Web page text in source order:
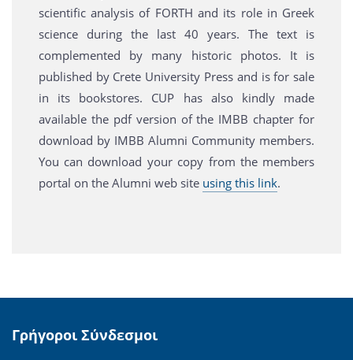
scientific analysis of FORTH and its role in Greek
science during the last 40 years. The text is
complemented by many historic photos. It is
published by Crete University Press and is for sale
in its bookstores. CUP has also kindly made
available the pdf version of the IMBB chapter for
download by IMBB Alumni Community members.
You can download your copy from the members
portal on the Alumni web site using this link.
Γρήγοροι Σύνδεσμοι